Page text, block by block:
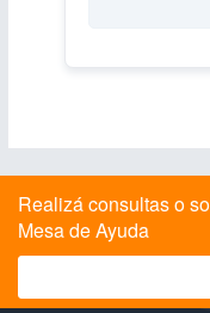
Realizá consultas o
Mesa de Ayuda